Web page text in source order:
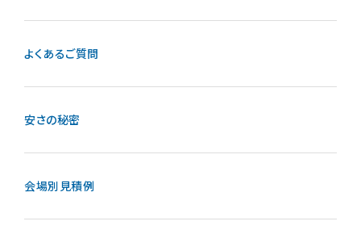
よくあるご質問
安さの秘密
会場別見積例